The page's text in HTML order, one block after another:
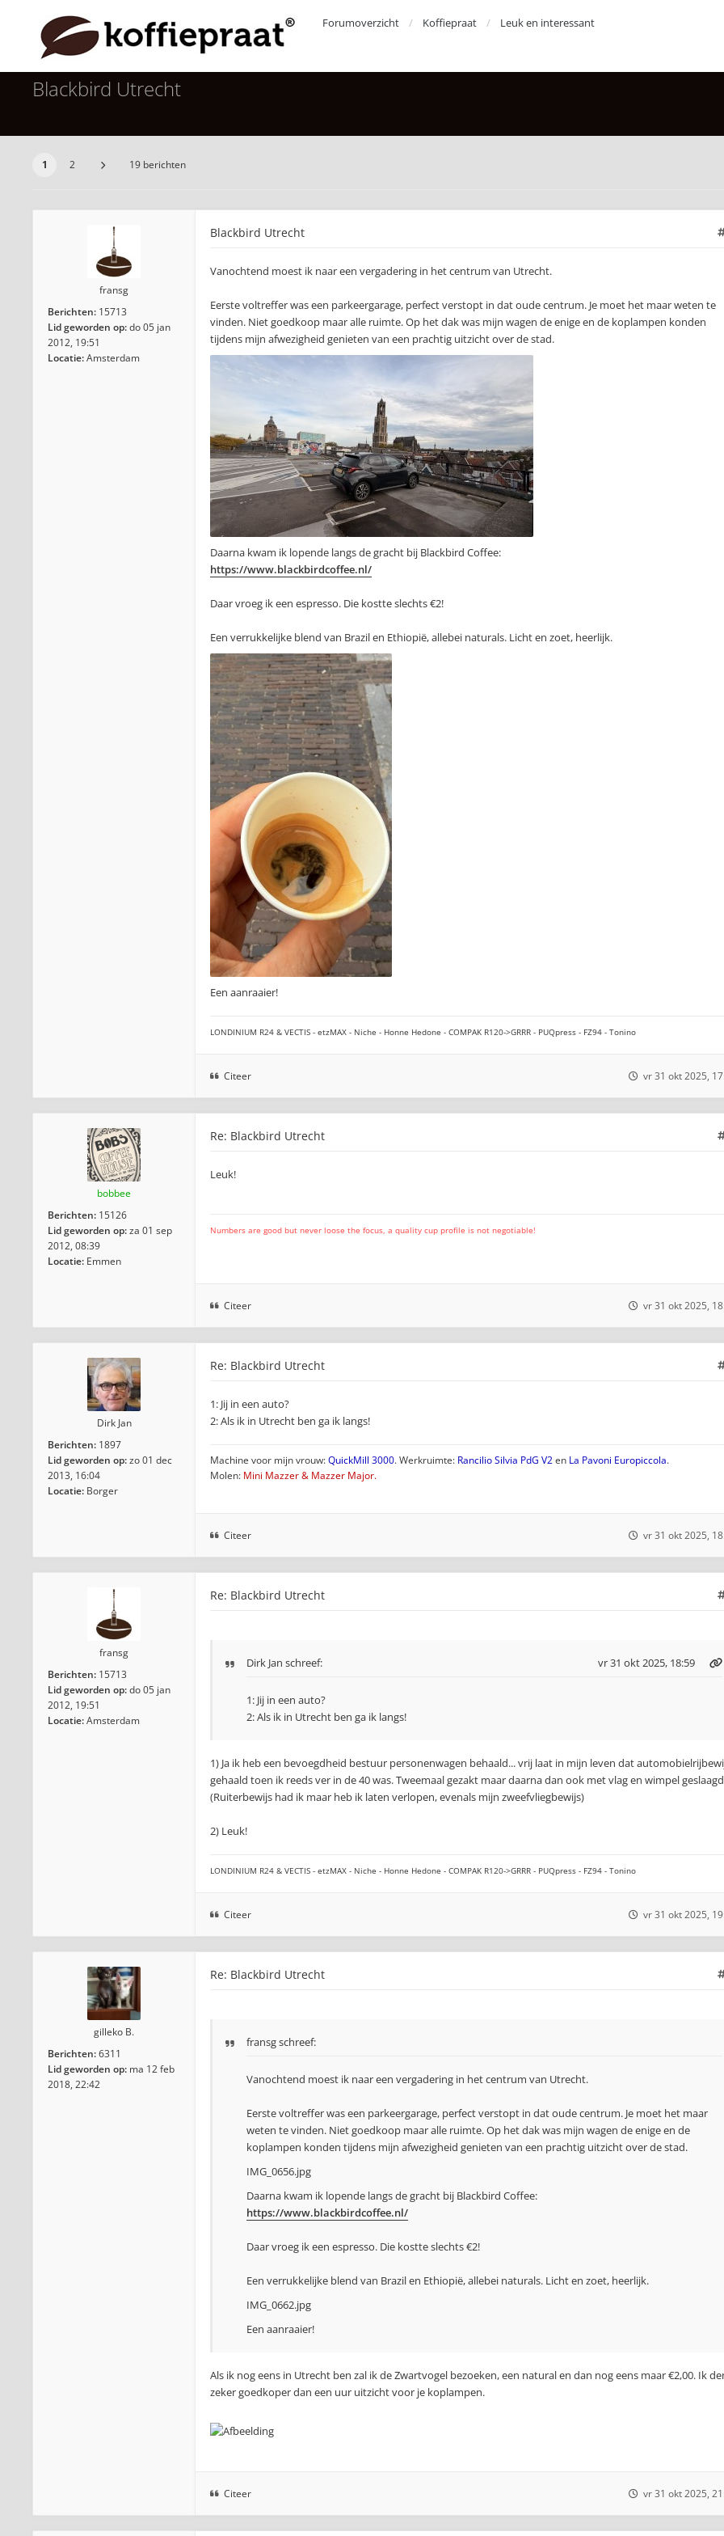
Forumoverzicht Koffiepraat Leuk en interessant
Blackbird Utrecht
1 2 19 berichten
fransg
Berichten: 15713
Lid geworden op:do 05 jan
2012, 19:51
Locatie:Amsterdam
Blackbird Utrecht
Vanochtend moest ik naar een vergadering in het centrum van Utrecht.
Eerste voltreffer was een parkeergarage, perfect verstopt in dat oude centrum. Je moet het maar weten te
vinden. Niet goedkoop maar alle ruimte. Op het dak was mijn wagen de enige en de koplampen konden
tijdens mijn afwezigheid genieten van een prachtig uitzicht over de stad.
Daarna kwam ik lopende langs de gracht bij Blackbird Coffee:
https://www.blackbirdcoffee.nl/
Daar vroeg ik een espresso. Die kostte slechts €2!
Een verrukkelijke blend van Brazil en Ethiopië, allebei naturals. Licht en zoet, heerlijk.
Een aanraaier!
LONDINIUM R24 & VECTIS - etzMAX - Niche - Honne Hedone - COMPAK R120->GRRR - PUQpress - FZ94 - Tonino
Citeer vr 31 okt 2025,
bobbee
Berichten: 15126
Lid geworden op:za 01 sep
2012, 08:39
Locatie: Emmen
Re: Blackbird Utrecht
Leuk!
Numbers are good but never loose the focus, a quality cup profile is not negotiable!
Citeer vr 31 okt 2025,
Dirk Jan
Berichten: 1897
Lid geworden op:zo 01 dec
2013, 16:04
Locatie: Borger
Re: Blackbird Utrecht
1: Jij in een auto?
2: Als ik in Utrecht ben ga ik langs!
Machine voor mijn vrouw:QuickMill 3000. Werkruimte: Rancilio Silvia PdG V2en La Pavoni Europiccola.
Molen: Mini Mazzer & Mazzer Major.
Citeer vr 31 okt 2025,
fransg
Berichten: 15713
Lid geworden op:do 05 jan
2012, 19:51
Locatie:Amsterdam
Re: Blackbird Utrecht
Dirk Jan schreef: vr 31 okt 2025, 18:59
1: Jij in een auto?
2: Als ik in Utrecht ben ga ik langs!
1) Ja ik heb een bevoegdheid bestuur personenwagen behaald... vrij laat in mijn leven dat
gehaald toen ik reeds ver in de 40 was. Tweemaal gezakt maar daarna dan ook met vlag en wimpel
(Ruiterbewijs had ik maar heb ik laten verlopen, evenals mijn zweefvliegbewijs)
2) Leuk!
LONDINIUM R24 & VECTIS - etzMAX - Niche - Honne Hedone - COMPAK R120->GRRR - PUQpress - FZ94 - Tonino
Citeer vr 31 okt 2025,
gilleko B.
Berichten:6311
Lid geworden op: ma 12 feb
2018, 22:42
Re: Blackbird Utrecht
fransg schreef:
Vanochtend moest ik naar een vergadering in het centrum van Utrecht.
Eerste voltreffer was een parkeergarage, perfect verstopt in dat oude centrum. Je moet het maar
weten te vinden. Niet goedkoop maar alle ruimte. Op het dak was mijn wagen de enige en de
koplampen konden tijdens mijn afwezigheid genieten van een prachtig uitzicht over de stad.
IMG_0656.jpg
Daarna kwam ik lopende langs de gracht bij Blackbird Coffee:
https://www.blackbirdcoffee.nl/
Daar vroeg ik een espresso. Die kostte slechts €2!
Een verrukkelijke blend van Brazil en Ethiopië, allebei naturals. Licht en zoet, heerlijk.
IMG_0662.jpg
Een aanraaier!
Als ik nog eens in Utrecht ben zal ik de Zwartvogel bezoeken, een natural en dan nog eens maar €2,00. Ik
zeker goedkoper dan een uur uitzicht voor je koplampen.
Citeer vr 31 okt 2025,